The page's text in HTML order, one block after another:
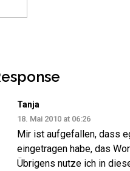
Tanja
18. Mai 2010 at 06:26
Mir ist aufgefallen, dass
eingetragen habe, das
Übrigens nutze ich in